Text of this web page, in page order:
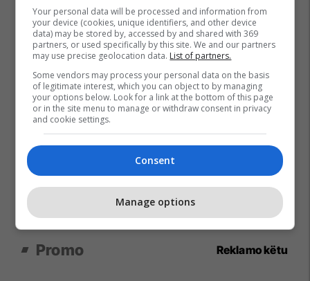
Promo Reklamo këtu
Your personal data will be processed and information from
your device (cookies, unique identifiers, and other device
data) may be stored by, accessed by and shared with 369
partners, or used specifically by this site. We and our partners
may use precise geolocation data. List of partners.
Some vendors may process your personal data on the basis
of legitimate interest, which you can object to by managing
your options below. Look for a link at the bottom of this page
or in the site menu to manage or withdraw consent in privacy
and cookie settings.
Consent
Manage options